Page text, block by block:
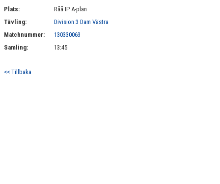
KONTAKT
Plats:
Råå IP A-plan
Tävling:
Division 3 Dam Västra
Matchnummer:
130330063
Samling:
13:45
<< Tillbaka